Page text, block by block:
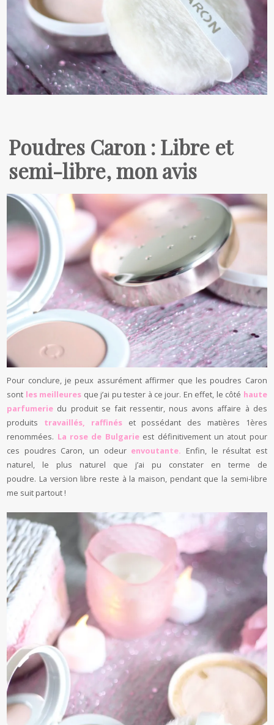
Poudres Caron : Libre et
semi-libre, mon avis
Pour conclure, je peux assurément affirmer que les poudres Caron
sont les meilleures que j’ai pu tester à ce jour. En effet, le côté haute
parfumerie du produit se fait ressentir, nous avons affaire à des
produits travaillés, raffinéset possédant des matières 1ères
renommées. La rose de Bulgarieest définitivement un atout pour
ces poudres Caron, un odeur envoutante. Enfin, le résultat est
naturel, le plus naturel que j’ai pu constater en terme de
poudre. La version libre reste à la maison, pendant que la semi-libre
me suit partout !